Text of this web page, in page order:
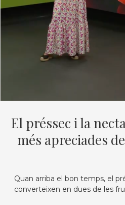
El préssec i la
més apreciades
Quan arriba el bon temps, el
converteixen en dues de les